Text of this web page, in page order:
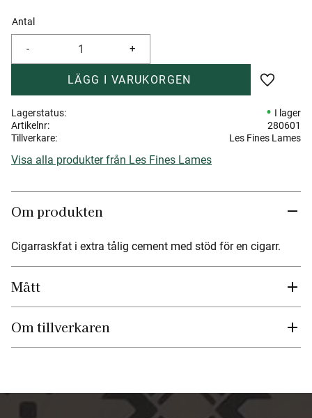
Antal
+
-
Lägg till
Lagerstatus
I lager
Artikelnr
280601
Tillverkare
Les Fines Lames
Visa alla produkter från Les Fines Lames
Om produkten
Cigarraskfat i extra tålig cement med stöd för en cigarr.
Mått
Om tillverkaren